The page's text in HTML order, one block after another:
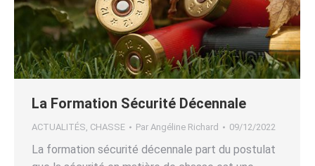
La Formation Sécurité Décennale
ACTUALITÉS, CHASSE Par Angéline Richard 09/12/2022
La formation sécurité décennale part du postulat